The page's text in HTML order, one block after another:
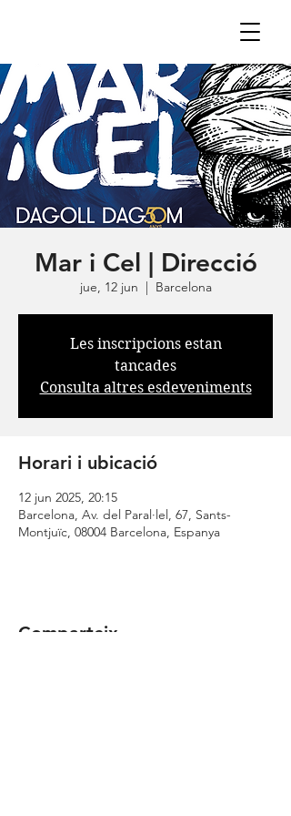
Mar i Cel | Direcció
jue, 12 jun
  |
Barcelona
Les inscripcions estan
tancades
Consulta altres esdeveniments
Horari i ubicació
12 jun 2025, 20:15
Barcelona, Av. del Paral·lel, 67, Sants-
Montjuïc, 08004 Barcelona, Espanya
Comparteix